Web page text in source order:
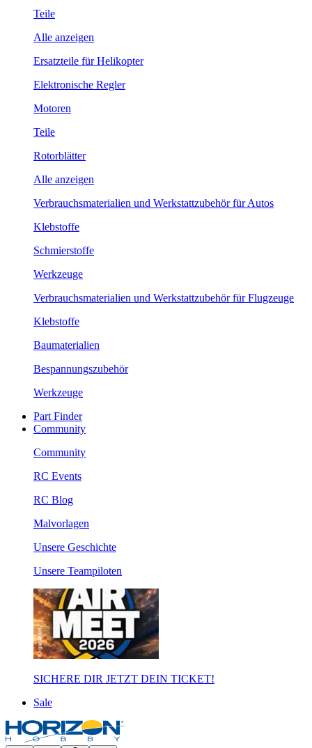
Teile
Alle anzeigen
Ersatzteile für Helikopter
Elektronische Regler
Motoren
Teile
Rotorblätter
Alle anzeigen
Verbrauchsmaterialien und Werkstattzubehör für Autos
Klebstoffe
Schmierstoffe
Werkzeuge
Verbrauchsmaterialien und Werkstattzubehör für Flugzeuge
Klebstoffe
Baumaterialien
Bespannungszubehör
Werkzeuge
Part Finder
Community
Community
RC Events
RC Blog
Malvorlagen
Unsere Geschichte
Unsere Teampiloten
SICHERE DIR JETZT DEIN TICKET!
Sale